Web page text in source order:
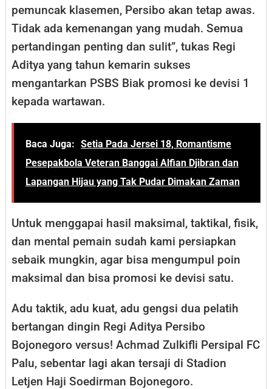
pemuncak klasemen, Persibo akan tetap awas.
Tidak ada kemenangan yang mudah. Semua
pertandingan penting dan sulit”, tukas Regi
Aditya yang tahun kemarin sukses
mengantarkan PSBS Biak promosi ke devisi 1
kepada wartawan.
Baca Juga: Setia Pada Jersei 18, Romantisme
Pesepakbola Veteran Banggai Alfian Djibran dan
Lapangan Hijau yang Tak Pudar Dimakan Zaman
Untuk menggapai hasil maksimal, taktikal, fisik,
dan mental pemain sudah kami persiapkan
sebaik mungkin, agar bisa mengumpul poin
maksimal dan bisa promosi ke devisi satu.
Adu taktik, adu kuat, adu gengsi dua pelatih
bertangan dingin Regi Aditya Persibo
Bojonegoro versus! Achmad Zulkifli Persipal FC
Palu, sebentar lagi akan tersaji di Stadion
Letjen Haji Soedirman Bojonegoro.